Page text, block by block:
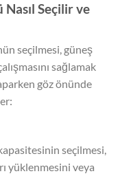
Seçilir ve
seçilmesi, güneş
sağlamak
göz önünde
seçilmesi,
yüklenmesini veya